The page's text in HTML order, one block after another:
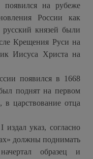
появился на рубеже
России как
князей были
Крещения Руси на
Иисуса Христа на
появился в 1668
поднят на первом
в царствование отца
указ, согласно
должны поднимать
образец и